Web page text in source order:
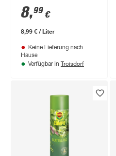
Tomatendünger 1 l
8,99 €
8,99 € / Liter
Keine Lieferung nach
Hause
Verfügbar in Troisdorf